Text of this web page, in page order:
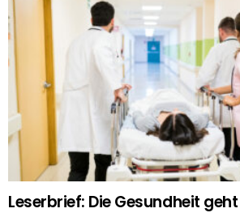
Leserbrief: Die Gesundheit